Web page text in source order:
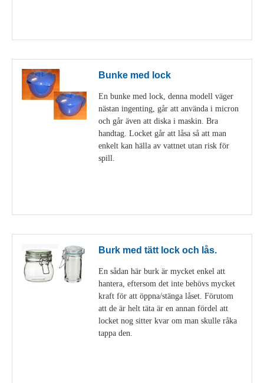
Bunke med lock
En bunke med lock, denna modell väger
nästan ingenting, går att använda i micron
och går även att diska i maskin. Bra
handtag. Locket går att låsa så att man
enkelt kan hälla av vattnet utan risk för
spill.
Burk med tätt lock och lås.
En sådan här burk är mycket enkel att
hantera, eftersom det inte behövs mycket
kraft för att öppna/stänga låset. Förutom
att de är helt täta är en annan fördel att
locket nog sitter kvar om man skulle råka
tappa den.